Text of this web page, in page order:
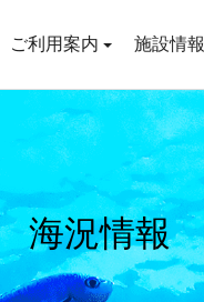
ご利用案内 施設情報
海況情報